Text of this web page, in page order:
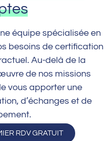
équipe spécialisée en
besoins de certification
Au-delà de la
de nos missions
vous apporter une
d’échanges et de
RDV GRATUIT